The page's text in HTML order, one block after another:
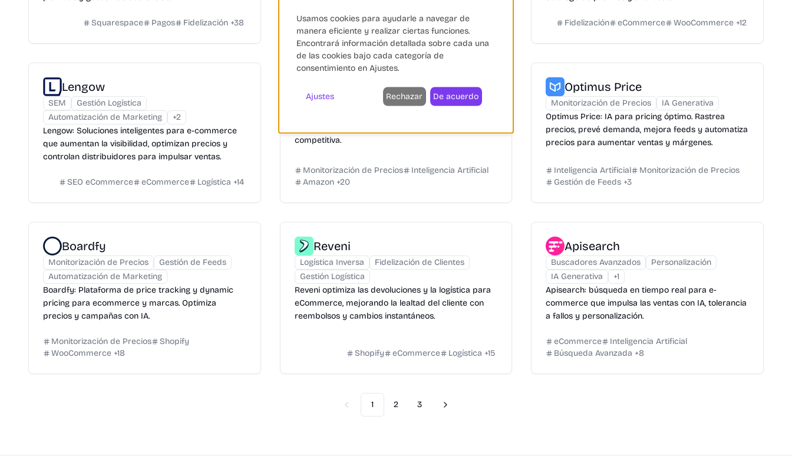
Squarespace Pagos Fidelización +38 Pagos eCommerce PayPal Fidelización eCommerce WooCommerce +12
Lengow
SEM
Gestión Logística
Automatización de Marketing
+2
Lengow: Soluciones inteligentes para e-commerce
que aumentan la visibilidad, optimizan precios y
controlan distribuidores para impulsar ventas.
SEO eCommerce eCommerce Logística +14
Monitorización de Precios
competitiva.
Monitorización de Precios
Inteligencia Artificial
Amazon +20
Optimus Price
Monitorización de Precios
IA Generativa
Optimus Price: IA para pricing óptimo. Rastrea
precios, prevé demanda, mejora feeds y automatiza
precios para aumentar ventas y márgenes.
Inteligencia Artificial
Monitorización de Precios
Gestión de Feeds +3
Boardfy
Monitorización de Precios
Gestión de Feeds
Automatización de Marketing
Boardfy: Plataforma de price tracking y dynamic
pricing para ecommerce y marcas. Optimiza
precios y campañas con IA.
Monitorización de Precios
Shopify
WooCommerce +18
Reveni
Logística Inversa
Fidelización de Clientes
Gestión Logística
Reveni optimiza las devoluciones y la logística para
eCommerce, mejorando la lealtad del cliente con
reembolsos y cambios instantáneos.
Shopify eCommerce Logística +15
Apisearch
Buscadores Avanzados
Personalización
IA Generativa
+1
Apisearch: búsqueda en tiempo real para e-
commerce que impulsa las ventas con IA, tolerancia
a fallos y personalización.
eCommerce
Inteligencia Artificial
Búsqueda Avanzada +8
Previous
1 2 3 Next
Usamos cookies para ayudarle a navegar de
manera eficiente y realizar ciertas funciones.
Encontrará información detallada sobre cada una
de las cookies bajo cada categoría de
consentimiento en Ajustes.
Ajustes Rechazar De acuerdo